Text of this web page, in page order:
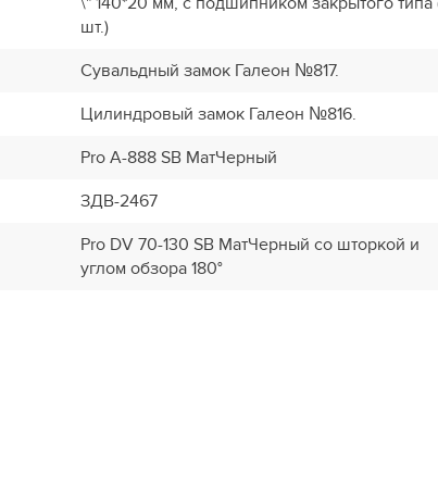
шт.)
Сувальдный замок Галеон №817.
Цилиндровый замок Галеон №816.
Pro A-888 SB МатЧерный
ЗДВ-2467
Pro DV 70-130 SB МатЧерный со шторкой и
углом обзора 180°